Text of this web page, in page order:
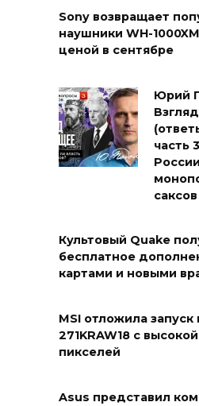
Sony возвращает
наушники WH-
ценой в сентябре
Юрий
часть
Культовый Quake
бесплатное
картами и новыми
MSI отложила
271KRAW18 с
пикселей
Asus представил